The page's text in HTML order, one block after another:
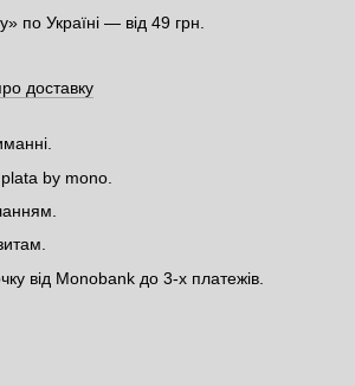
по Україні — від 49 грн.
доставку
by mono.
від Monobank до 3-х платежів.